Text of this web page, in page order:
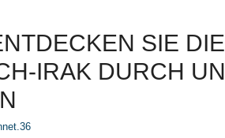
SIE
IRAK DURCH